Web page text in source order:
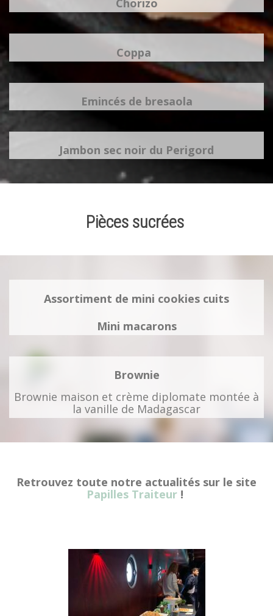
Chorizo
Coppa
Emincés de bresaola
Jambon sec noir du Perigord
Pièces sucrées
Assortiment de mini cookies cuits
Mini macarons
Brownie
Brownie maison et crème diplomate montée à
la vanille de Madagascar
Retrouvez toute notre actualités sur le site
Papilles Traiteur !